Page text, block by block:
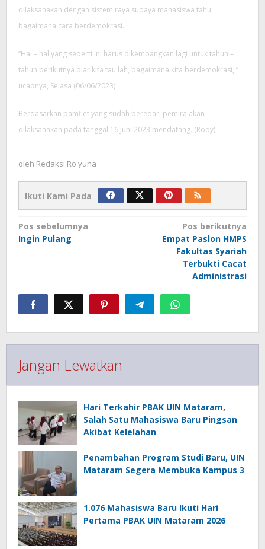
dilaksanakan dengan sistem raya supaya mahasiswa tahu
bagaimana cara berdemokrasi.
“Hal – hal yang seperti ini harus dikembangkan lagi untuk tahun –
tahun berikutnya biar kita tau lah, bagaimana kita berdemokrasi, ”
ucapnya, Selasa (06/06/2023)
Berdasarkan pamflet yang sudah beredar, pemira akan
dilaksanakan pada tanggal 16 Juni 2023 mendatang. (Roby)
oleh Redaksi Ro'yuna
Ikuti Kami Pada
Navigasi
pos
Pos sebelumnya
Ingin Pulang
Pos berikutnya
Empat Paslon HMPS
Fakultas Syariah
Terbukti Cacat
Administrasi
Jangan Lewatkan
Hari Terkahir PBAK UIN Mataram,
Salah Satu Mahasiswa Baru Pingsan
Akibat Kelelahan
Penambahan Program Studi Baru, UIN
Mataram Segera Membuka Kampus 3
1.076 Mahasiswa Baru Ikuti Hari
Pertama PBAK UIN Mataram 2026